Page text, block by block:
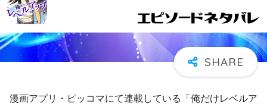
漫画アプリ・ピッコマにて連載している「俺だけレベルア